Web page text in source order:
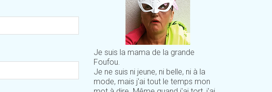
Je suis la mama de la grande
Foufou.
Je ne suis ni jeune, ni belle, ni à la
mode, mais j'ai tout le temps mon